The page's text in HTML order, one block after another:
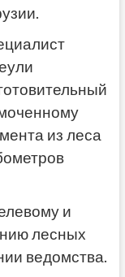
из леса
и
лесных
ведомства.